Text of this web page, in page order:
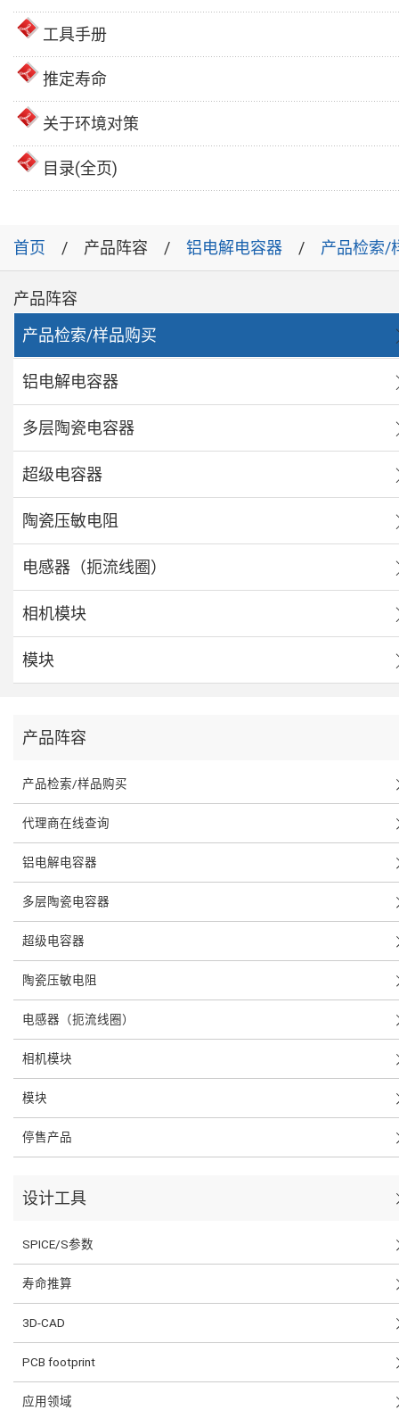
工具手册
推定寿命
关于环境对策
目录(全页)
首页 产品阵容 铝电解电容器 产品检索/
产品阵容
产品检索/样品购买
铝电解电容器
多层陶瓷电容器
超级电容器
陶瓷压敏电阻
电感器（扼流线圈）
相机模块
模块
产品阵容
产品检索/样品购买
代理商在线查询
铝电解电容器
多层陶瓷电容器
超级电容器
陶瓷压敏电阻
电感器（扼流线圈）
相机模块
模块
停售产品
设计工具
SPICE/S参数
寿命推算
3D-CAD
PCB footprint
应用领域